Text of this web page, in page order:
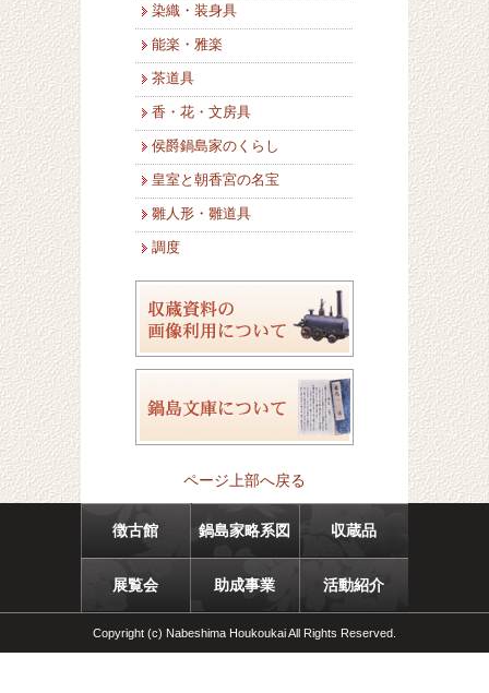
染織・装身具
能楽・雅楽
茶道具
香・花・文房具
侯爵鍋島家のくらし
皇室と朝香宮の名宝
雛人形・雛道具
調度
ページ上部へ戻る
徴古館 鍋島家略系図 収蔵品
展覧会 助成事業 活動紹介
Copyright (c) Nabeshima Houkoukai All Rights Reserved.